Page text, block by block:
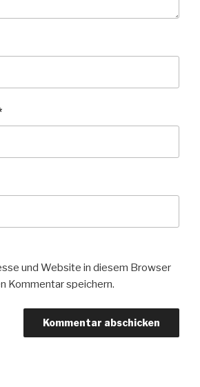
und Website in diesem Browser
Kommentar speichern.